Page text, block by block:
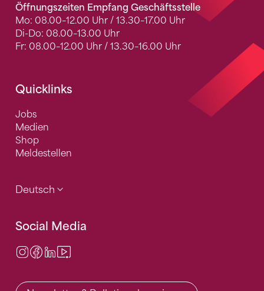
Öffnungszeiten Empfang Geschäftsstelle
Mo: 08.00–12.00 Uhr / 13.30–17.00 Uhr
Di-Do: 08.00–13.00 Uhr
Fr: 08.00–12.00 Uhr / 13.30–16.00 Uhr
Quicklinks
Jobs
Medien
Shop
Meldestellen
Deutsch
Social Media
Instagram
Facebook
LinkedIn